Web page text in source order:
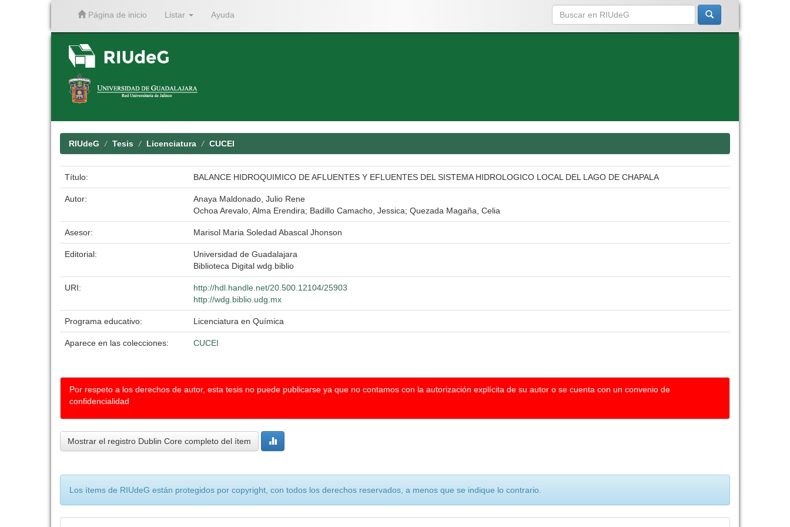
Página de inicio Listar Ayuda
RIUdeG Tesis Licenciatura CUCEI
Título: BALANCE HIDROQUIMICO DE AFLUENTES Y EFLUENTES DEL SISTEMA HIDROLOGICO LOCAL DEL LAGO DE CHAPALA
Autor:
Anaya Maldonado, Julio Rene
Ochoa Arevalo, Alma Erendira; Badillo Camacho, Jessica; Quezada Magaña, Celia
Asesor: Marisol Maria Soledad Abascal Jhonson
Editorial:
Universidad de Guadalajara
Biblioteca Digital wdg.biblio
URI:
http://hdl.handle.net/20.500.12104/25903
http://wdg.biblio.udg.mx
Programa educativo: Licenciatura en Química
Aparece en las colecciones: CUCEI
Por respeto a los derechos de autor, esta tesis no puede publicarse ya que no contamos con la autorización explícita de su autor o se cuenta con un convenio de
confidencialidad
Mostrar el registro Dublin Core completo del ítem
Los ítems de RIUdeG están protegidos por copyright, con todos los derechos reservados, a menos que se indique lo contrario.